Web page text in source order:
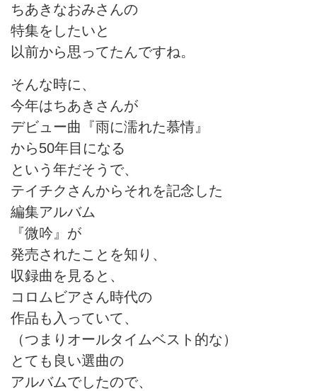
ちあきなおみさんの
特集をしたいと
以前から思ってたんですね。
そんな時に、
今年はちあきさんが
デビュー曲『雨に濡れた慕情』
から50年目になる
という年だそうで、
テイチクさんからそれを記念した
編集アルバム
『微吟』が
発売されたことを知り、
収録曲を見ると、
コロムビアさん時代の
作品も入っていて、
（つまりオールタイムベスト的な）
とても良い選曲の
アルバムでしたので、